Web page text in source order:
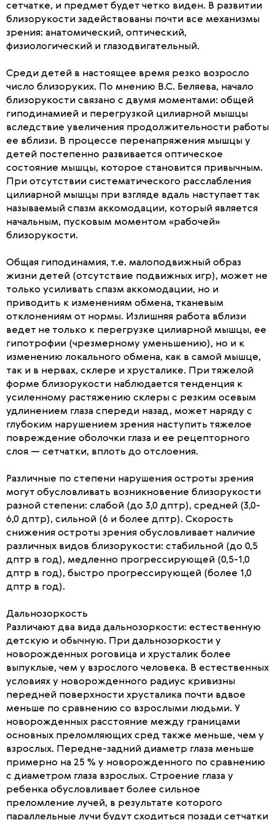
сетчатке, и предмет будет четко виден. В развитии
близорукости задействованы почти все механизмы
зрения: анатомический, оптический,
физиологический и глазодвигательный.
Среди детей в настоящее время резко возросло
число близоруких. По мнению В.С. Беляева, начало
близорукости связано с двумя моментами: общей
гиподинамией и перегрузкой цилиарной мышцы
вследствие увеличения продолжительности работы
ее вблизи. В процессе перенапряжения мышцы у
детей постепенно развивается оптическое
состояние мышцы, которое становится привычным.
При отсутствии систематического расслабления
цилиарной мышцы при взгляде вдаль наступает так
называемый спазм аккомодации, который является
начальным, пусковым моментом «рабочей»
близорукости.
Общая гиподинамия, т.е. малоподвижный образ
жизни детей (отсутствие подвижных игр), может не
только усиливать спазм аккомодации, но и
приводить к изменениям обмена, тканевым
отклонениям от нормы. Излишняя работа вблизи
ведет не только к перегрузке цилиарной мышцы, ее
гипотрофии (чрезмерному уменьшению), но и к
изменению локального обмена, как в самой мышце,
так и в нервах, склере и хрусталике. При тяжелой
форме близорукости наблюдается тенденция к
усиленному растяжению склеры с резким осевым
удлинением глаза спереди назад, может наряду с
глубоким нарушением зрения наступить тяжелое
повреждение оболочки глаза и ее рецепторного
слоя — сетчатки, вплоть до отслоения.
Различные по степени нарушения остроты зрения
могут обусловливать возникновение близорукости
разной степени: слабой (до 3,0 дптр), средней (3,0-
6,0 дптр), сильной (6 и более дптр). Скорость
снижения остроты зрения обусловливает наличие
различных видов близорукости: стабильной (до 0,5
дптр в год), медленно прогрессирующей (0,5-1,0
дптр в год), быстро прогрессирующей (более 1,0
дптр в год).
Дальнозоркость
Различают два вида дальнозоркости: естественную
детскую и обычную. При дальнозоркости у
новорожденных роговица и хрусталик более
выпуклые, чем у взрослого человека. В естественных
условиях у новорожденного радиус кривизны
передней поверхности хрусталика почти вдвое
меньше по сравнению со взрослыми людьми. У
новорожденных расстояние между границами
основных преломляющих сред также меньше, чем у
взрослых. Передне-задний диаметр глаза меньше
примерно на 25 % у новорожденного по сравнению
с диаметром глаза взрослых. Строение глаза у
ребенка обусловливает более сильное
преломление лучей, в результате которого
параллельные лучи будут сходиться позади сетчатки